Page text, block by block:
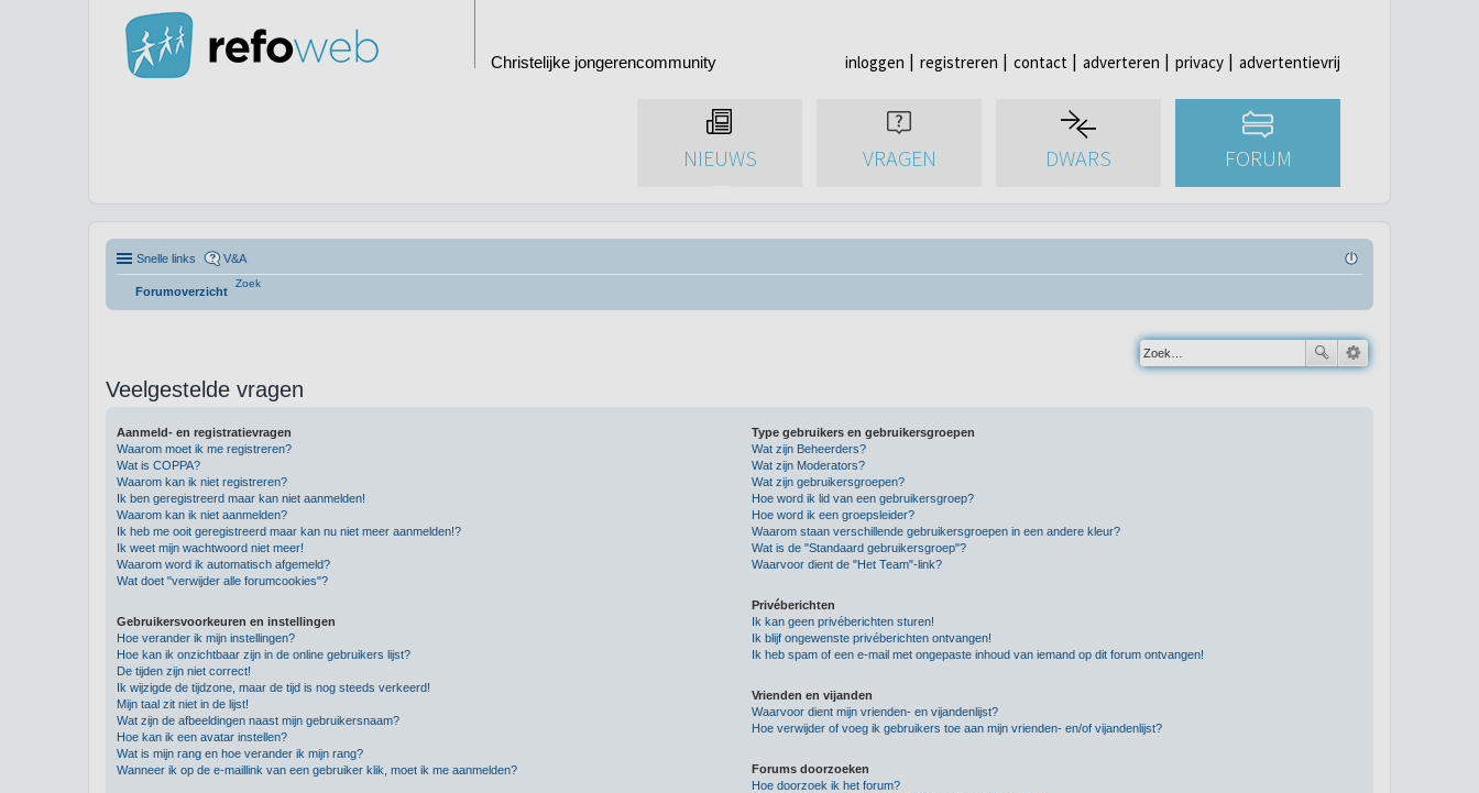
Christelijke jongerencommunity inloggen registreren contact adverteren privacy advertentievrij
NIEUWS VRAGEN DWARS FORUM
Snelle links V&A
Forumoverzicht
Zoek
Veelgestelde vragen
Aanmeld- en registratievragen
Waarom moet ik me registreren?
Wat is COPPA?
Waarom kan ik niet registreren?
Ik ben geregistreerd maar kan niet aanmelden!
Waarom kan ik niet aanmelden?
Ik heb me ooit geregistreerd maar kan nu niet meer aanmelden!?
Ik weet mijn wachtwoord niet meer!
Waarom word ik automatisch afgemeld?
Wat doet "verwijder alle forumcookies"?
Gebruikersvoorkeuren en instellingen
Hoe verander ik mijn instellingen?
Hoe kan ik onzichtbaar zijn in de online gebruikers lijst?
De tijden zijn niet correct!
Ik wijzigde de tijdzone, maar de tijd is nog steeds verkeerd!
Mijn taal zit niet in de lijst!
Wat zijn de afbeeldingen naast mijn gebruikersnaam?
Hoe kan ik een avatar instellen?
Wat is mijn rang en hoe verander ik mijn rang?
Wanneer ik op de e-maillink van een gebruiker klik, moet ik me aanmelden?
Type gebruikers en gebruikersgroepen
Wat zijn Beheerders?
Wat zijn Moderators?
Wat zijn gebruikersgroepen?
Hoe word ik lid van een gebruikersgroep?
Hoe word ik een groepsleider?
Waarom staan verschillende gebruikersgroepen in een andere kleur?
Wat is de "Standaard gebruikersgroep"?
Waarvoor dient de "Het Team"-link?
Privéberichten
Ik kan geen privéberichten sturen!
Ik blijf ongewenste privéberichten ontvangen!
Ik heb spam of een e-mail met ongepaste inhoud van iemand op dit forum ontvangen!
Vrienden en vijanden
Waarvoor dient mijn vrienden- en vijandenlijst?
Hoe verwijder of voeg ik gebruikers toe aan mijn vrienden- en/of vijandenlijst?
Forums doorzoeken
Hoe doorzoek ik het forum?